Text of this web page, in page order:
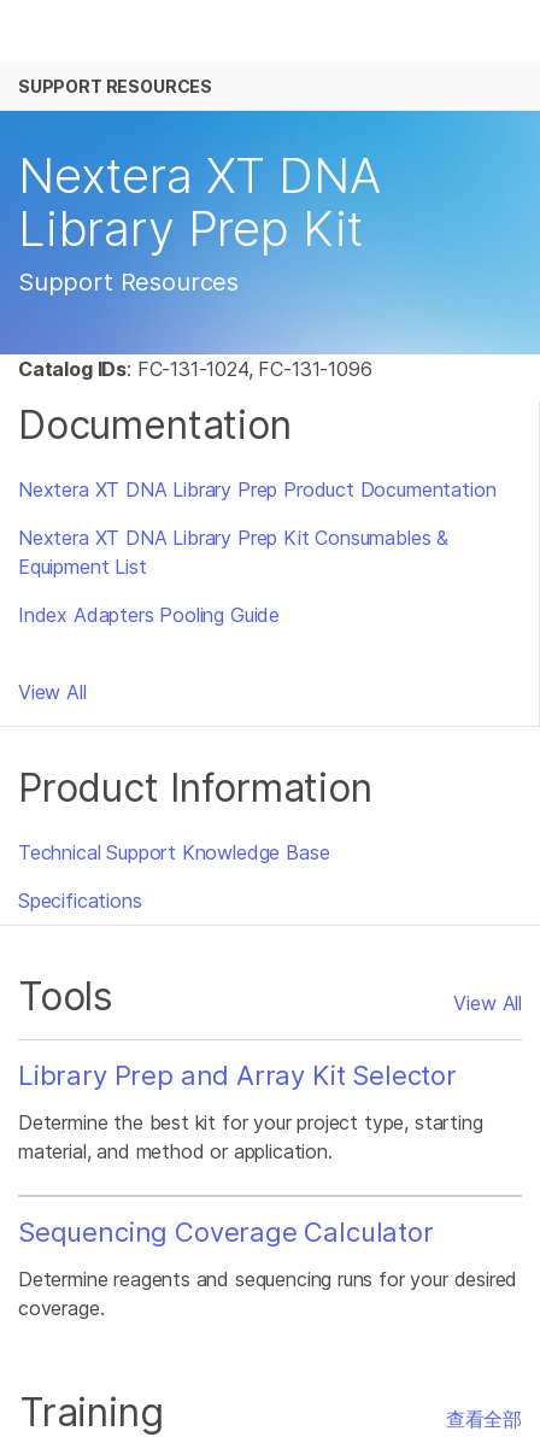
解决方案
公司
SUPPORT RESOURCES
Nextera XT DNA
Library Prep Kit
Support Resources
Catalog IDs: FC-131-1024, FC-131-1096
Documentation
Nextera XT DNA Library Prep Product Documentation
Nextera XT DNA Library Prep Kit Consumables &
Equipment List
Index Adapters Pooling Guide
View All
Product Information
Technical Support Knowledge Base
Specifications
Tools View All
Library Prep and Array Kit Selector
Determine the best kit for your project type, starting
material, and method or application.
Sequencing Coverage Calculator
Determine reagents and sequencing runs for your desired
coverage.
Training 查看全部
查看更多相关内容。选择您感兴趣的领域:
微生物学
复杂疾病